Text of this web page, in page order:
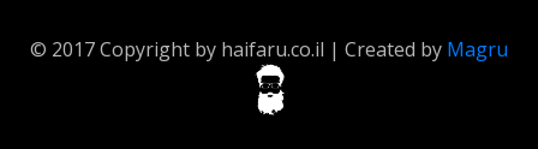
© 2017 Copyright by haifaru.co.il | Created by Magru